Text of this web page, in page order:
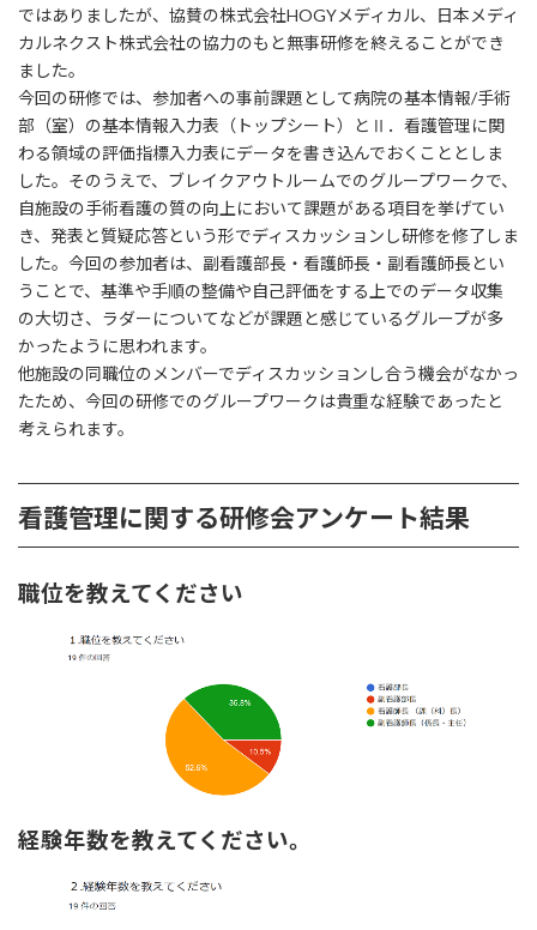
ではありましたが、協賛の株式会社HOGYメディカル、日本メディ
カルネクスト株式会社の協力のもと無事研修を終えることができ
ました。
今回の研修では、参加者への事前課題として病院の基本情報/手術
部（室）の基本情報入力表（トップシート）とⅡ．看護管理に関
わる領域の評価指標入力表にデータを書き込んでおくこととしま
した。そのうえで、ブレイクアウトルームでのグループワークで、
自施設の手術看護の質の向上において課題がある項目を挙げてい
き、発表と質疑応答という形でディスカッションし研修を修了しま
した。今回の参加者は、副看護部長・看護師長・副看護師長とい
うことで、基準や手順の整備や自己評価をする上でのデータ収集
の大切さ、ラダーについてなどが課題と感じているグループが多
かったように思われます。
他施設の同職位のメンバーでディスカッションし合う機会がなかっ
たため、今回の研修でのグループワークは貴重な経験であったと
考えられます。
看護管理に関する研修会アンケート結果
職位を教えてください
経験年数を教えてください。